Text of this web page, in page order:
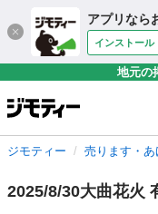
アプリなら
インストール
地元の
ジモティー 売ります・あ
2025/8/30大曲花火